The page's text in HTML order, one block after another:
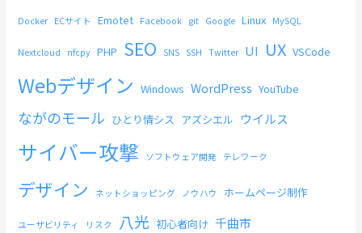
Docker ECサイト Emotet Facebook git Google Linux MySQL
Nextcloud nfcpy PHP SEO SNS SSH Twitter UI UX VSCode
Webデザイン Windows WordPress YouTube
ながのモール ひとり情シス アズシエル ウイルス
サイバー攻撃 ソフトウェア開発 テレワーク
デザイン ネットショッピング ノウハウ ホームページ制作
ユーザビリティ リスク 八光 初心者向け 千曲市